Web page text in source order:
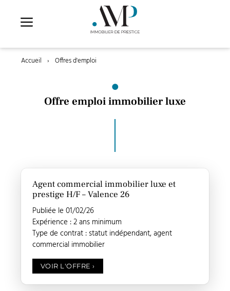
contenu
Accueil › Offres d'emploi
Offre emploi immobilier luxe
Agent commercial immobilier luxe et
prestige H/F – Valence 26
Publiée le 01/02/26
Expérience : 2 ans minimum
Type de contrat : statut indépendant, agent
commercial immobilier
VOIR L'OFFRE›